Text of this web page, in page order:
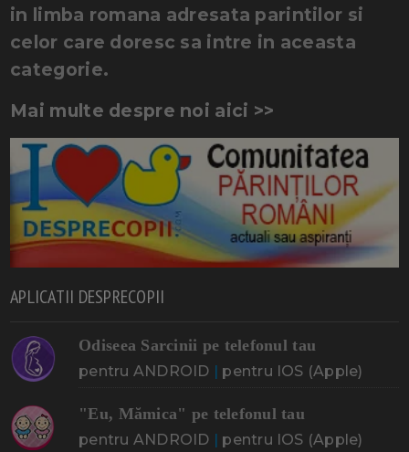
in limba romana adresata parintilor si
celor care doresc sa intre in aceasta
categorie.
Mai multe despre noi aici >>
APLICATII DESPRECOPII
Odiseea Sarcinii pe telefonul tau
pentru ANDROID | pentru IOS (Apple)
"Eu, Mămica" pe telefonul tau
pentru ANDROID | pentru IOS (Apple)